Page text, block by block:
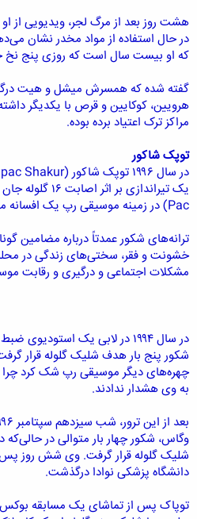
هشت روز بعد از مرگ لجر، ویدیویی از
در حال استفاده از مواد مخدر نشان
که او بیست سال است که روزی پنج
گفته شده که همسرش میشل و هیت
هرویین، کوکایین و قرص با یکدیگر
مراکز ترک اعتیاد برده بوده.
توپک شاکور
Pac) در زمینه موسیقی رپ یک افسانه محسوب می‌شود.
ترانه‌های شکور عمدتاً درباره مضامین
خشونت و فقر، سختی‌های زندگی در
مشکلات اجتماعی و درگیری و رقابت
در سال ۱۹۹۴ در لابی یک
شکور پنج بار هدف شلیک گلوله قرار
چهره‌های دیگر موسیقی رپ شک کرد چرا
به وی هشدار ندادند.
وگاس، شکور چهار بار متوالی در
شلیک گلوله قرار گرفت. وی شش روز پس
دانشگاه پزشکی نوادا درگذشت.
توپاک پس از تماشای یک مسابقه